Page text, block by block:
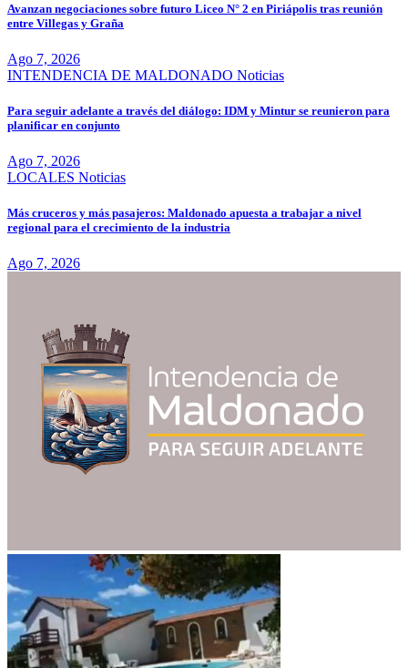
Avanzan negociaciones sobre futuro Liceo N° 2 en Piriápolis tras reunión
entre Villegas y Graña
Ago 7, 2026
INTENDENCIA DE MALDONADO Noticias
Para seguir adelante a través del diálogo: IDM y Mintur se reunieron para
planificar en conjunto
Ago 7, 2026
LOCALES Noticias
Más cruceros y más pasajeros: Maldonado apuesta a trabajar a nivel
regional para el crecimiento de la industria
Ago 7, 2026